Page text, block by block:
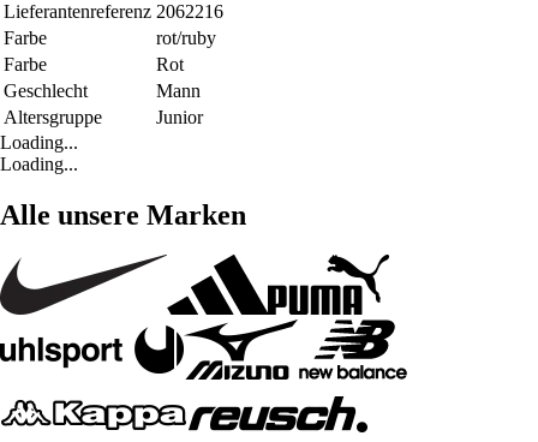
Lieferantenreferenz 2062216
Farbe
rot/ruby
Farbe
Rot
Geschlecht
Mann
Altersgruppe
Junior
Loading...
Loading...
Alle unsere Marken